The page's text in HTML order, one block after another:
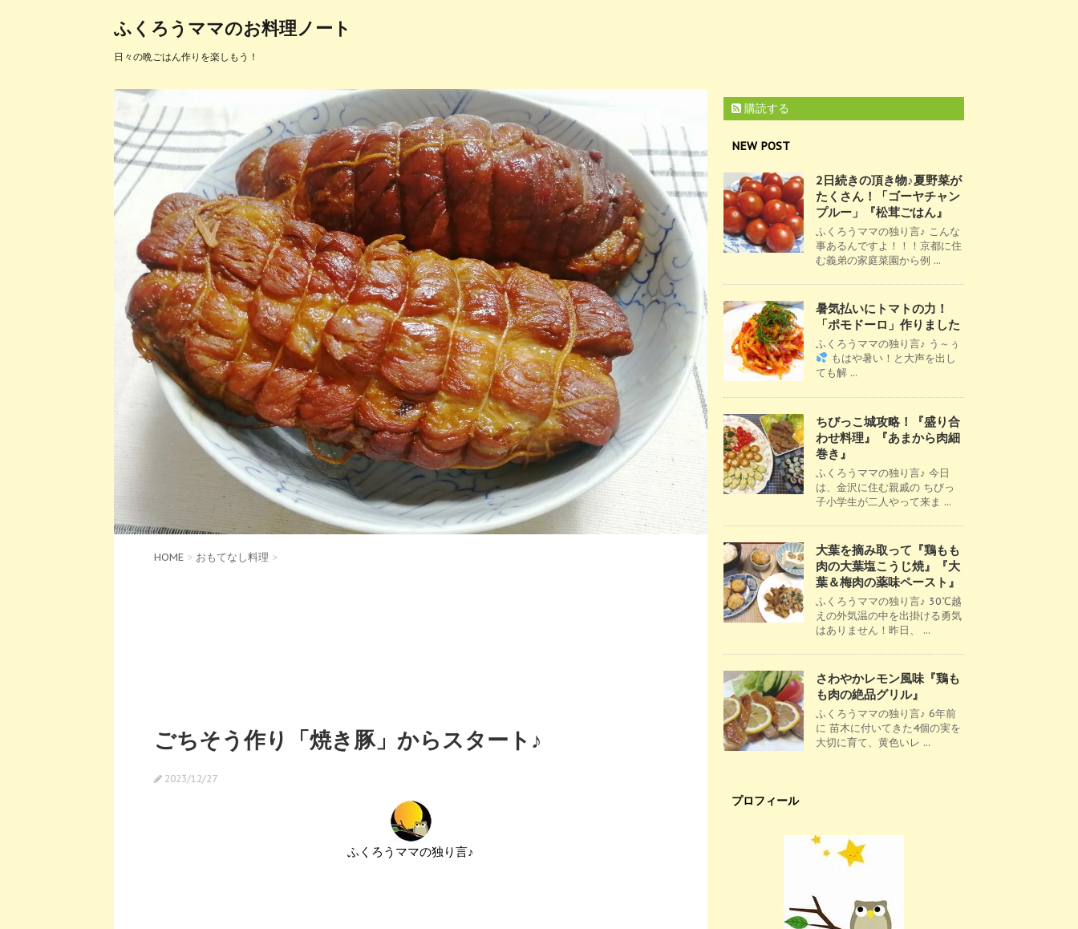
ふくろうママのお料理ノート
日々の晩ごはん作りを楽しもう！
HOME > おもてなし料理 >
ごちそう作り「焼き豚」からスタート♪
2023/12/27
ふくろうママの独り言♪
購読する
NEW POST
2日続きの頂き物♪夏野菜が
たくさん！「ゴーヤチャン
プルー」『松茸ごはん』
ふくろうママの独り言♪ こんな
事あるんですよ！！！京都に住
む義弟の家庭菜園から例 ...
暑気払いにトマトの力！
「ポモドーロ」作りました
ふくろうママの独り言♪ う～ぅ
もはや暑い！と大声を出し
ても解 ...
ちびっこ城攻略！『盛り合
わせ料理』『あまから肉細
巻き』
ふくろうママの独り言♪ 今日
は、金沢に住む親戚の ちびっ
子小学生が二人やって来ま ...
大葉を摘み取って『鶏もも
肉の大葉塩こうじ焼』『大
葉＆梅肉の薬味ペースト』
ふくろうママの独り言♪ 30℃越
えの外気温の中を出掛ける勇気
はありません！昨日、 ...
さわやかレモン風味『鶏も
も肉の絶品グリル』
ふくろうママの独り言♪ 6年前
に 苗木に付いてきた4個の実を
大切に育て、黄色いレ ...
プロフィール